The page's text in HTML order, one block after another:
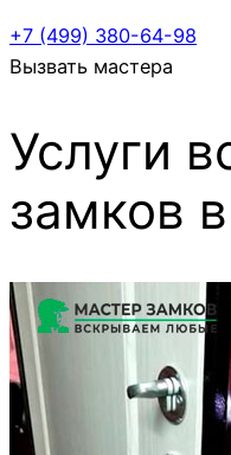
+7 (499) 380-64-98
Вызвать мастера
Услуги
замков